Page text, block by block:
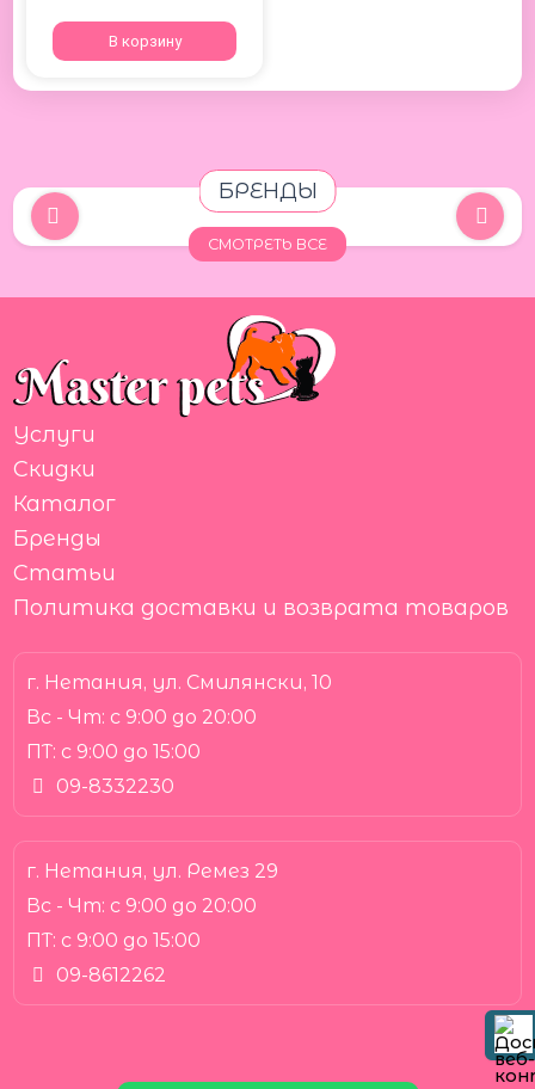
В корзину
БРЕНДЫ
СМОТРЕТЬ ВСЕ
г. Нетания, ул. Смилянски, 10
Вс - Чт: с 9:00 до 20:00
ПТ: с 9:00 до 15:00
09-8332230
г. Нетания, ул. Ремез 29
Вс - Чт: с 9:00 до 20:00
ПТ: с 9:00 до 15:00
09-8612262
Услуги
Скидки
Каталог
Бренды
Статьи
Политика доставки и возврата товаров